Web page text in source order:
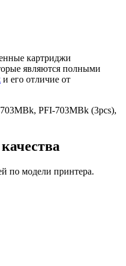
картриджи
являются полными
и его отличие от
PFI-703MBk (3pcs),
по модели принтера.